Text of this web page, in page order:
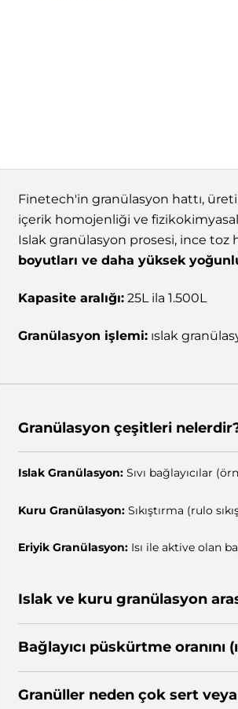
Finetech'in granülasyon hattı,
içerik homojenliği ve
Islak granülasyon prosesi, ince toz
boyutları ve daha yüksek
Kapasite aralığı:25L ila 1.500L
Granülasyon işlemi:ıslak
Granülasyon çeşitleri
Islak Granülasyon:Sıvı bağlayıcılar
Kuru Granülasyon:Sıkıştırma (rulo
Eriyik Granülasyon:Isı ile aktive olan
Islak ve kuru granülasyon
Bağlayıcı püskürtme
Granüller neden çok sert